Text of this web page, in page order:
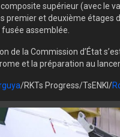
supérieur (avec
premier et deuxième
assemblée.
de la Commission d’État
et la préparation au
/RKTs Progress/TsENKI/